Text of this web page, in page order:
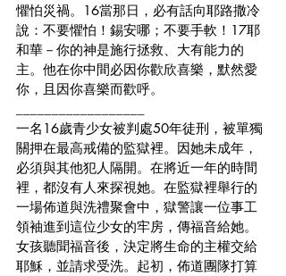
懼怕災禍。16當那日，必有話向耶路撒冷
說：不要懼怕！錫安哪；不要手軟！17耶
和華－你的神是施行拯救、大有能力的
主。他在你中間必因你歡欣喜樂，默然愛
你，且因你喜樂而歡呼。
一名16歲青少女被判處50年徒刑，被單獨
關押在最高戒備的監獄裡。因她未成年，
必須與其他犯人隔開。在將近一年的時間
裡，都沒有人來探視她。在監獄裡舉行的
一場佈道與洗禮聚會中，獄警讓一位事工
領袖進到這位少女的牢房，傳福音給她。
女孩聽聞福音後，決定將生命的主權交給
耶穌，並請求受洗。起初，佈道團隊打算